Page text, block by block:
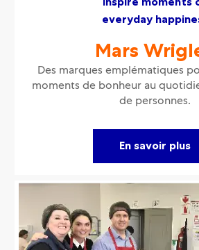
everyday
Mars
Des marques emplématiques
moments de bonheur au
de personnes.
En savoir plus